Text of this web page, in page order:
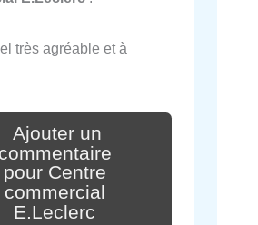
très agréable et à
Ajouter un
commentaire
pour Centre
commercial
E.Leclerc